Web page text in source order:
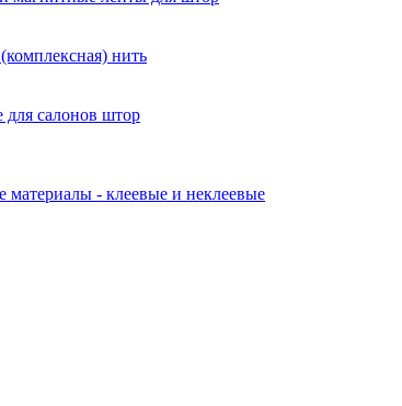
нить
для салонов штор
материалы - клеевые и неклеевые